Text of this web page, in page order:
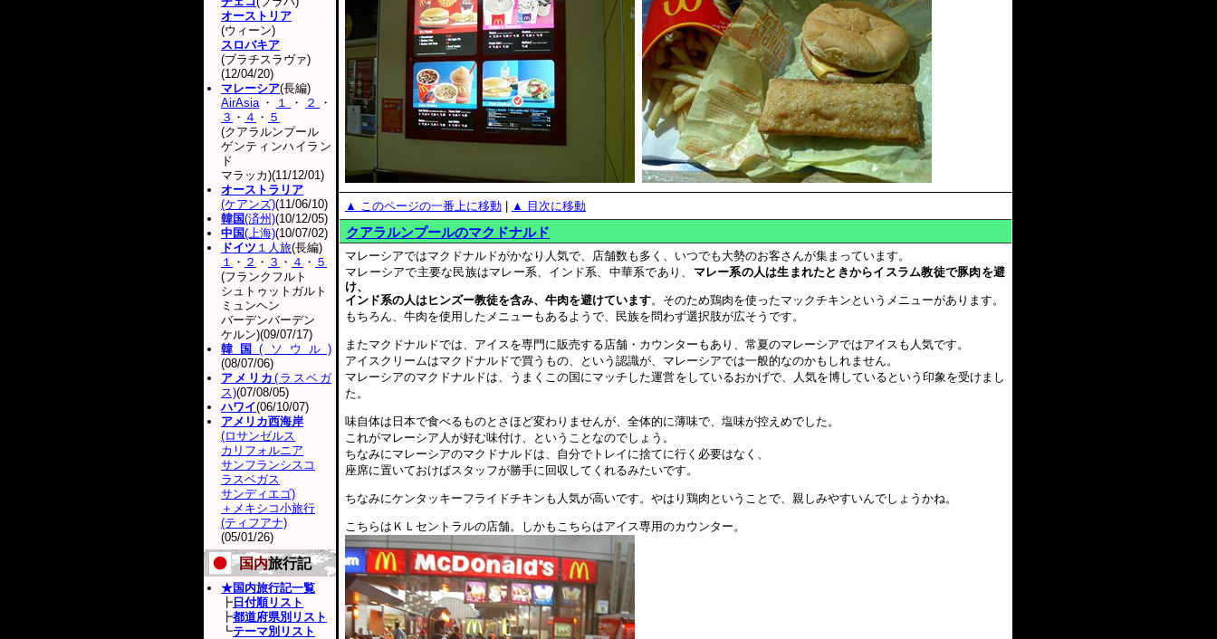
▲ このページの一番上に移動 ▲ 目次に移動
クアラルンプールのマクドナルド
マレーシアではマクドナルドがかなり人気で、店舗数も多く、いつでも大勢のお客さんが集まっています。
マレーシアで主要な民族はマレー系、インド系、中華系であり、 マレー系の人は生まれたときからイスラム教徒で豚肉を避
け、
インド系の人はヒンズー教徒を含み、牛肉を避けています。そのため鶏肉を使ったマックチキンというメニューがあります。
もちろん、牛肉を使用したメニューもあるようで、民族を問わず選択肢が広そうです。
またマクドナルドでは、アイスを専門に販売する店舗・カウンターもあり、常夏のマレーシアではアイスも人気です。
アイスクリームはマクドナルドで買うもの、という認識が、マレーシアでは一般的なのかもしれません。
マレーシアのマクドナルドは、うまくこの国にマッチした運営をしているおかげで、人気を博しているという印象を受けまし
た。
味自体は日本で食べるものとさほど変わりませんが、全体的に薄味で、塩味が控えめでした。
これがマレーシア人が好む味付け、ということなのでしょう。
ちなみにマレーシアのマクドナルドは、自分でトレイに捨てに行く必要はなく、
座席に置いておけばスタッフが勝手に回収してくれるみたいです。
ちなみにケンタッキーフライドチキンも人気が高いです。やはり鶏肉ということで、親しみやすいんでしょうかね。
こちらはＫＬセントラルの店舗。しかもこちらはアイス専用のカウンター。
オーストリア
(ウィーン)
スロバキア
(ブラチスラヴァ)
(12/04/20)
マレーシア(長編)
AirAsia・ １ ・ ２
・
３ ・ ４ ・ ５
(クアラルンプール
ゲンティンハイラン
ド
マラッカ)(11/12/01)
オーストラリア
(ケアンズ)(11/06/10)
韓国(済州)(10/12/05)
中国(上海)(10/07/02)
ドイツ １人旅(長編)
１ ・ ２ ・ ３ ・ ４ ・ ５
(フランクフルト
シュトゥットガルト
ミュンヘン
バーデンバーデン
ケルン)(09/07/17)
韓国(ソウル)
(08/07/06)
アメリカ (ラスベガ
ス)(07/08/05)
ハワイ(06/10/07)
アメリカ西海岸
(ロサンゼルス
カリフォルニア
サンフランシスコ
ラスベガス
サンディエゴ)
＋メキシコ小旅行
(ティフアナ)
(05/01/26)
国内旅行記
★国内旅行記一覧
┣ 日付順リスト
┣都道府県別リスト
┗テーマ別リスト